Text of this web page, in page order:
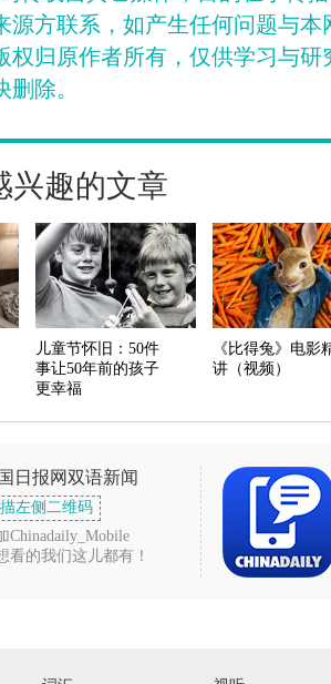
源方联系，如产生任何问题与
权归原作者所有，仅供学习与
除。
兴趣的文章
儿童节怀旧：50件
事让50年前的孩子
更幸福
《比得兔》电影
讲（视频）
日报网双语新闻
左侧二维码
Chinadaily_Mobile
看的我们这儿都有！